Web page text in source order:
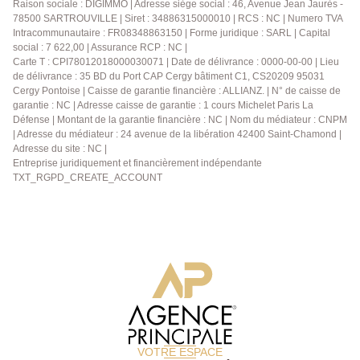
qui mettent environ 16 minutes pour rejoindre la gare
RER Sartrouville ligne A ou encore la gare
d'Argenteuil ou le T2 de Bezons. Les charges incluent
le chauffage, l'eau froide, l'eau chaude, le fond de
travaux, l'entretien des espaces verts, le ménage des
espaces communs, les charges de syndic sur la cave
et la place de parking. Une visite s'impose !
Contactez-nous dès maintenant au 01.39.13.12.21
pour obtenir plus d'informations ou pour organiser
une visite.
Raison sociale : DIGIMMO | Adresse siège social : 46, Avenue Jean Jaurès -
78500 SARTROUVILLE | Siret : 34886315000010 | RCS : NC | Numero TVA
Intracommunautaire : FR08348863150 | Forme juridique : SARL | Capital
social : 7 622,00 | Assurance RCP : NC |
Carte T : CPI78012018000030071 | Date de délivrance : 0000-00-00 | Lieu
de délivrance : 35 BD du Port CAP Cergy bâtiment C1, CS20209 95031
Cergy Pontoise | Caisse de garantie financière : ALLIANZ. | N° de caisse de
garantie : NC | Adresse caisse de garantie : 1 cours Michelet Paris La
Défense | Montant de la garantie financière : NC | Nom du médiateur : CNPM
| Adresse du médiateur : 24 avenue de la libération 42400 Saint-Chamond |
Adresse du site : NC |
Entreprise juridiquement et financièrement indépendante
TXT_RGPD_CREATE_ACCOUNT
VOTRE ESPACE